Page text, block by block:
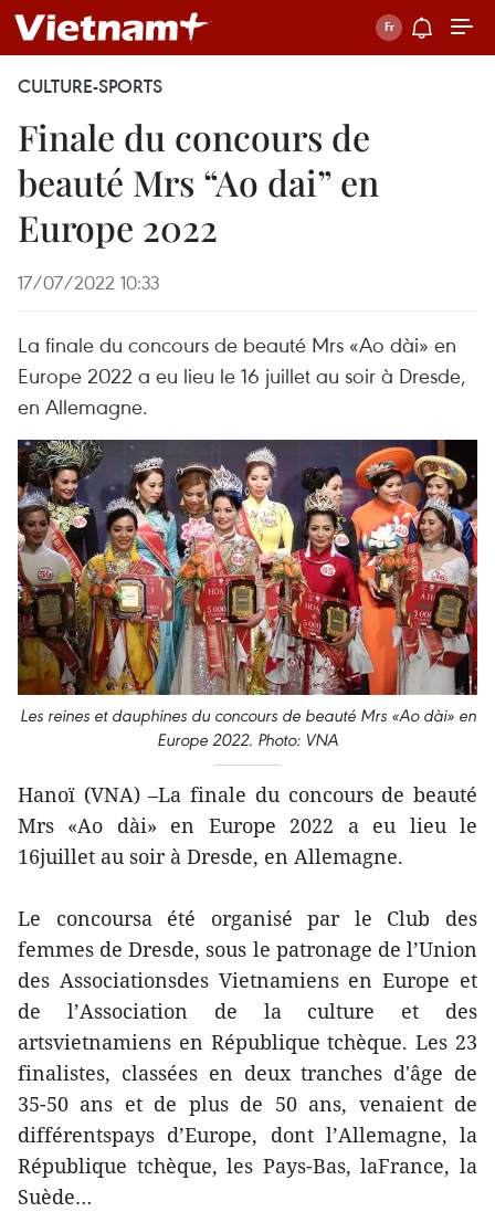
CULTURE-SPORTS
Finale du concours de
beauté Mrs “Ao dai” en
Europe 2022
17/07/2022 10:33
La finale du concours de beauté Mrs «Ao dài» en
Europe 2022 a eu lieu le 16 juillet au soir à Dresde,
en Allemagne.
Les reines et dauphines du concours de beauté Mrs «Ao dài» en
Europe 2022. Photo: VNA
Hanoï (VNA) –La finale du concours de beauté
Mrs «Ao dài» en Europe 2022 a eu lieu le
16juillet au soir à Dresde, en Allemagne.
Le concoursa été organisé par le Club des
femmes de Dresde, sous le patronage de l’Union
des Associationsdes Vietnamiens en Europe et
de l’Association de la culture et des
artsvietnamiens en République tchèque. Les 23
finalistes, classées en deux tranches d'âge de
35-50 ans et de plus de 50 ans, venaient de
différentspays d’Europe, dont l’Allemagne, la
République tchèque, les Pays-Bas, laFrance, la
Suède…